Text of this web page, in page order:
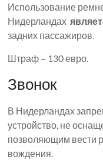
Использование
Нидерландах
задних пассажиров.
Штраф – 130 евро.
Звонок
В Нидерландах
устройство, не
позволяющим вести
вождения.